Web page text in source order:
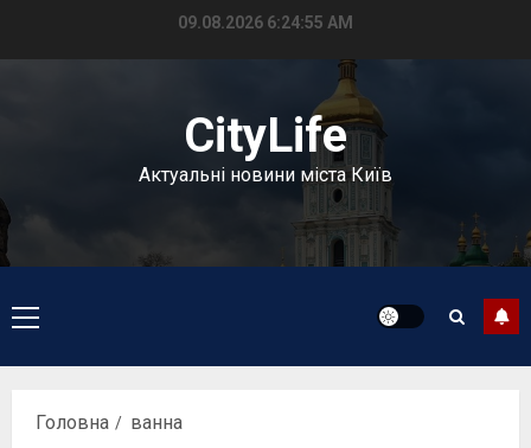
09.08.2026 6:24:56 AM
CityLife
Актуальні новини міста Київ
Головне
меню
Головна ванна